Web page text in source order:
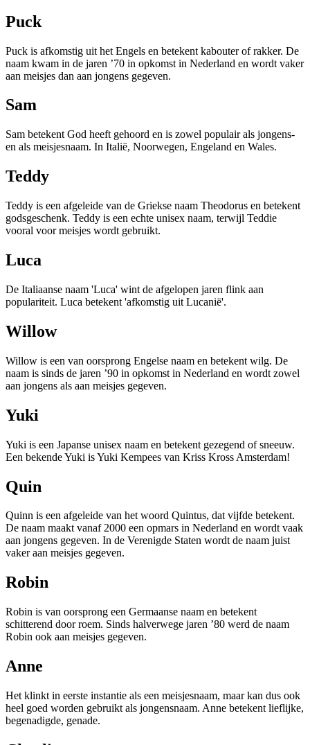
Puck
Puck is afkomstig uit het Engels en betekent kabouter of rakker. De
naam kwam in de jaren ’70 in opkomst in Nederland en wordt vaker
aan meisjes dan aan jongens gegeven.
Sam
Sam betekent God heeft gehoord en is zowel populair als jongens-
en als meisjesnaam. In Italië, Noorwegen, Engeland en Wales.
Teddy
Teddy is een afgeleide van de Griekse naam Theodorus en betekent
godsgeschenk. Teddy is een echte unisex naam, terwijl Teddie
vooral voor meisjes wordt gebruikt.
Luca
De Italiaanse naam 'Luca' wint de afgelopen jaren flink aan
populariteit. Luca betekent 'afkomstig uit Lucanië'.
Willow
Willow is een van oorsprong Engelse naam en betekent wilg. De
naam is sinds de jaren ’90 in opkomst in Nederland en wordt zowel
aan jongens als aan meisjes gegeven.
Yuki
Yuki is een Japanse unisex naam en betekent gezegend of sneeuw.
Een bekende Yuki is Yuki Kempees van Kriss Kross Amsterdam!
Quin
Quinn is een afgeleide van het woord Quintus, dat vijfde betekent.
De naam maakt vanaf 2000 een opmars in Nederland en wordt vaak
aan jongens gegeven. In de Verenigde Staten wordt de naam juist
vaker aan meisjes gegeven.
Robin
Robin is van oorsprong een Germaanse naam en betekent
schitterend door roem. Sinds halverwege jaren ’80 werd de naam
Robin ook aan meisjes gegeven.
Anne
Het klinkt in eerste instantie als een meisjesnaam, maar kan dus ook
heel goed worden gebruikt als jongensnaam. Anne betekent lieflijke,
begenadigde, genade.